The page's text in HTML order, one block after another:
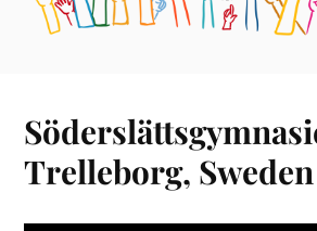
Trelleborg, Sweden